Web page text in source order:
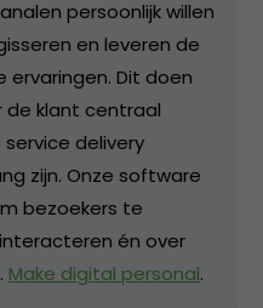
persoonlijk willen
en leveren de
Dit doen
de klant centraal
delivery
zijn. Onze software
bezoekers te
én over
Make digital personal.